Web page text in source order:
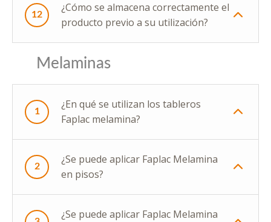
12
¿Cómo se almacena correctamente el
producto previo a su utilización?
Melaminas
1
¿En qué se utilizan los tableros
Faplac melamina?
2
¿Se puede aplicar Faplac Melamina
en pisos?
¿Se puede aplicar Faplac Melamina